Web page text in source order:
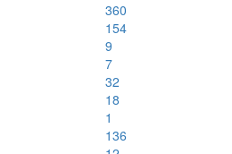
360
154
9
7
32
18
1
136